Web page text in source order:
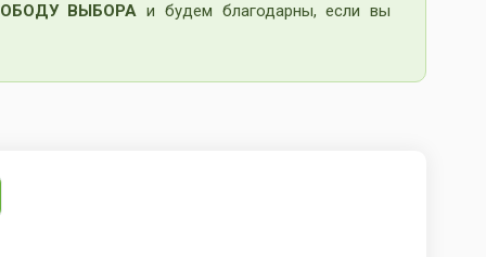
ВЫБОРА и будем благодарны, если вы